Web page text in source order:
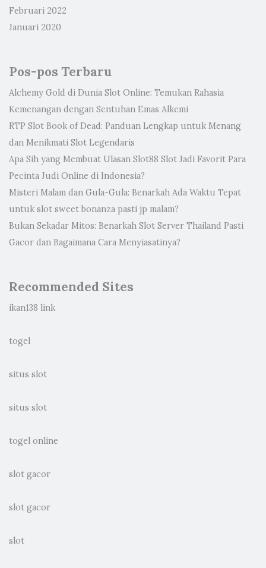
Februari 2022
Januari 2020
Pos-pos Terbaru
Alchemy Gold di Dunia Slot Online: Temukan Rahasia
Kemenangan dengan Sentuhan Emas Alkemi
RTP Slot Book of Dead: Panduan Lengkap untuk Menang
dan Menikmati Slot Legendaris
Apa Sih yang Membuat Ulasan Slot88 Slot Jadi Favorit Para
Pecinta Judi Online di Indonesia?
Misteri Malam dan Gula-Gula: Benarkah Ada Waktu Tepat
untuk slot sweet bonanza pasti jp malam?
Bukan Sekadar Mitos: Benarkah Slot Server Thailand Pasti
Gacor dan Bagaimana Cara Menyiasatinya?
Recommended Sites
ikan138 link
togel
situs slot
situs slot
togel online
slot gacor
slot gacor
slot